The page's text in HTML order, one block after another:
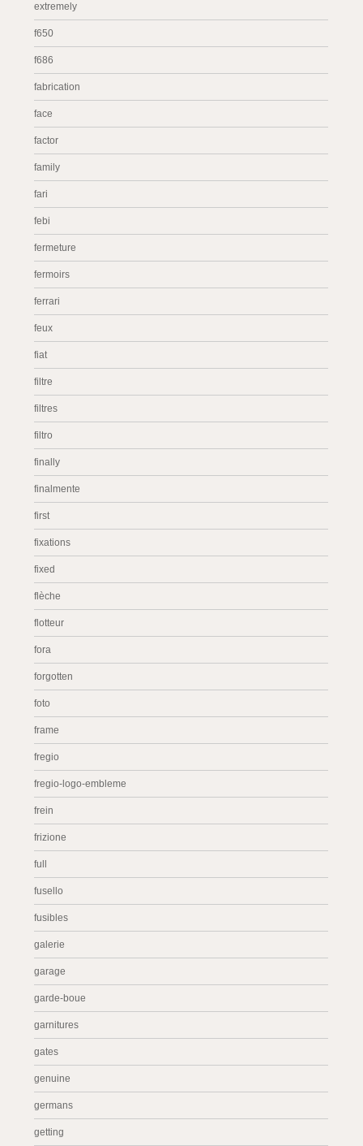
extremely
f650
f686
fabrication
face
factor
family
fari
febi
fermeture
fermoirs
ferrari
feux
fiat
filtre
filtres
filtro
finally
finalmente
first
fixations
fixed
flèche
flotteur
fora
forgotten
foto
frame
fregio
fregio-logo-embleme
frein
frizione
full
fusello
fusibles
galerie
garage
garde-boue
garnitures
gates
genuine
germans
getting